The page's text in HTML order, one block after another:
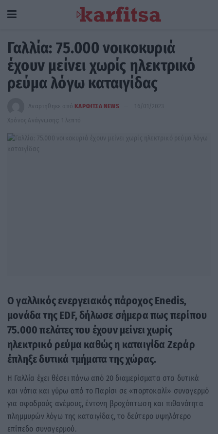
Γαλλία: 75.000 νοικοκυριά
έχουν μείνει χωρίς ηλεκτρικό
ρεύμα λόγω καταιγίδας
Αναρτήθηκε από ΚΑΡΦΙΤΣΑ NEWS
16/01/2023
Χρόνος Ανάγνωσης: 1 λεπτό
Ο γαλλικός ενεργειακός πάροχος Enedis,
μονάδα της EDF, δήλωσε σήμερα πως περίπου
75.000 πελάτες του έχουν μείνει χωρίς
ηλεκτρικό ρεύμα καθώς η καταιγίδα Ζεράρ
έπληξε δυτικά τμήματα της χώρας.
Η Γαλλία έχει θέσει πάνω από 20 διαμερίσματα στα δυτικά
και νότια και γύρω από το Παρίσι σε «πορτοκαλί» συναγερμό
για σφοδρούς ανέμους, έντονη βροχόπτωση και πιθανότητα
πλημμυρών λόγω της καταιγίδας, το δεύτερο υψηλότερο
επίπεδο συναγερμού.